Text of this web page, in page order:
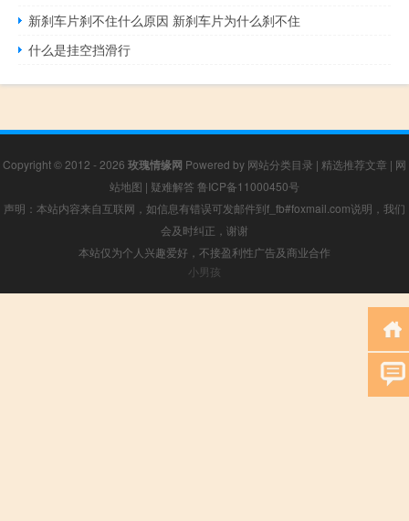
新刹车片刹不住什么原因 新刹车片为什么刹不住
什么是挂空挡滑行
Copyright © 2012 - 2026 玫瑰情缘网 Powered by 网站分类目录 | 精选推荐文章 | 网
站地图 | 疑难解答 鲁ICP备11000450号
声明：本站内容来自互联网，如信息有错误可发邮件到f_fb#foxmail.com说明，我们
会及时纠正，谢谢
本站仅为个人兴趣爱好，不接盈利性广告及商业合作
小男孩